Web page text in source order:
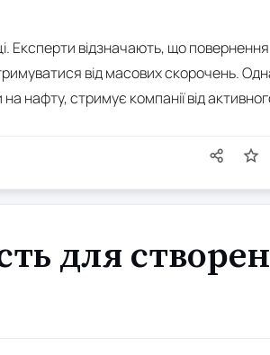
Експерти відзначають, що повернення
від масових скорочень.
нафту, стримує компанії від
для